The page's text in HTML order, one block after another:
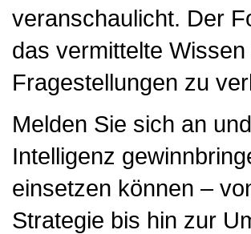
veranschaulicht. Der
das vermittelte
Fragestellungen zu
Melden Sie sich an
Intelligenz
einsetzen können –
Strategie bis hin zur